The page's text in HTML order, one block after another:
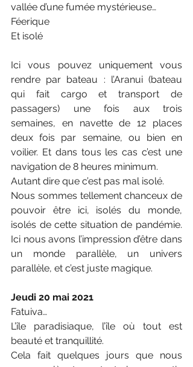
vallée d’une fumée mystérieuse…
Féerique
Et isolé
Ici vous pouvez uniquement vous
rendre par bateau : l’Aranui (bateau
qui fait cargo et transport de
passagers) une fois aux trois
semaines, en navette de 12 places
deux fois par semaine, ou bien en
voilier. Et dans tous les cas c’est une
navigation de 8 heures minimum.
Autant dire que c’est pas mal isolé.
Nous sommes tellement chanceux de
pouvoir être ici, isolés du monde,
isolés de cette situation de pandémie.
Ici nous avons l’impression d’être dans
un monde parallèle, un univers
parallèle, et c’est juste magique.
Jeudi 20 mai 2021
Fatuiva…
L’île paradisiaque, l’île où tout est
beauté et tranquillité.
Cela fait quelques jours que nous